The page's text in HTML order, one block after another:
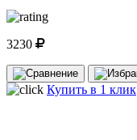
3230
Купить в 1 клик